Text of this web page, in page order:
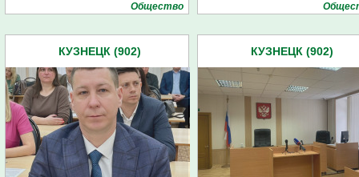
Общество
КУЗНЕЦК (902) КУЗНЕЦК (902)